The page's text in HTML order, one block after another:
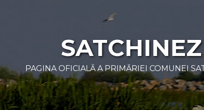
SATCHINEZ
PAGINA OFICIALĂ A PRIMĂRIEI COMUNEI